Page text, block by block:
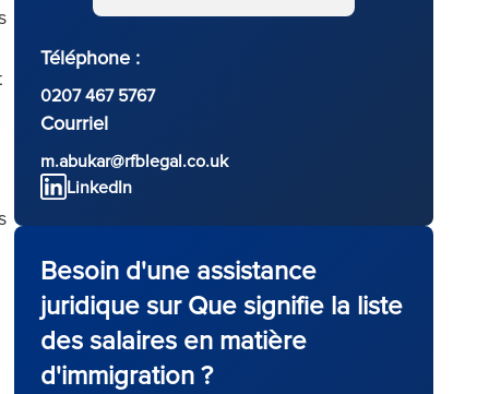
Téléphone :
0207 467 5767
Courriel
m.abukar@rfblegal.co.uk
LinkedIn
Besoin d'une assistance
juridique sur Que signifie la liste
des salaires en matière
d'immigration ?